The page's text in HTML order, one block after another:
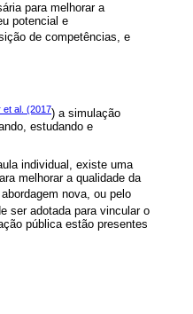
para melhorar a
potencial e
de competências, e
et al. (2017) a simulação
estudando e
individual, existe uma
melhorar a qualidade da
nova, ou pelo
ser adotada para vincular o
pública estão presentes